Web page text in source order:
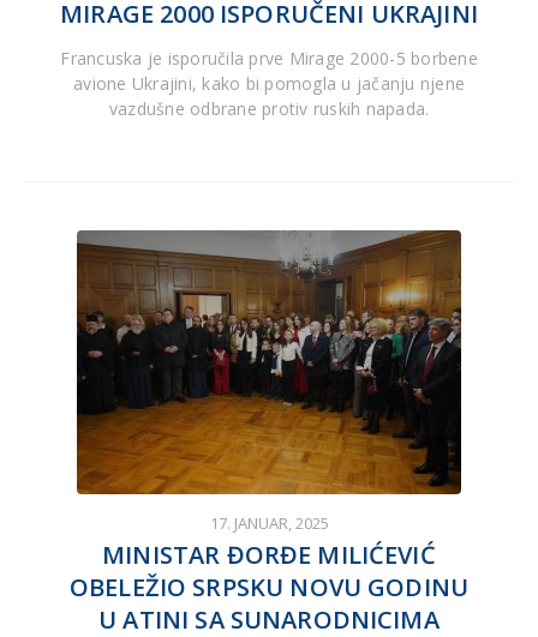
MIRAGE 2000 ISPORUČENI UKRAJINI
Francuska je isporučila prve Mirage 2000-5 borbene
avione Ukrajini, kako bi pomogla u jačanju njene
vazdušne odbrane protiv ruskih napada.
17. JANUAR, 2025
MINISTAR ĐORĐE MILIĆEVIĆ
OBELEŽIO SRPSKU NOVU GODINU
U ATINI SA SUNARODNICIMA